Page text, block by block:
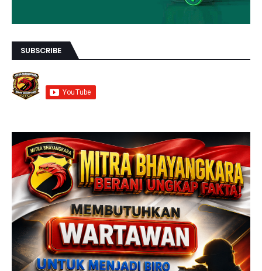
SUBSCRIBE